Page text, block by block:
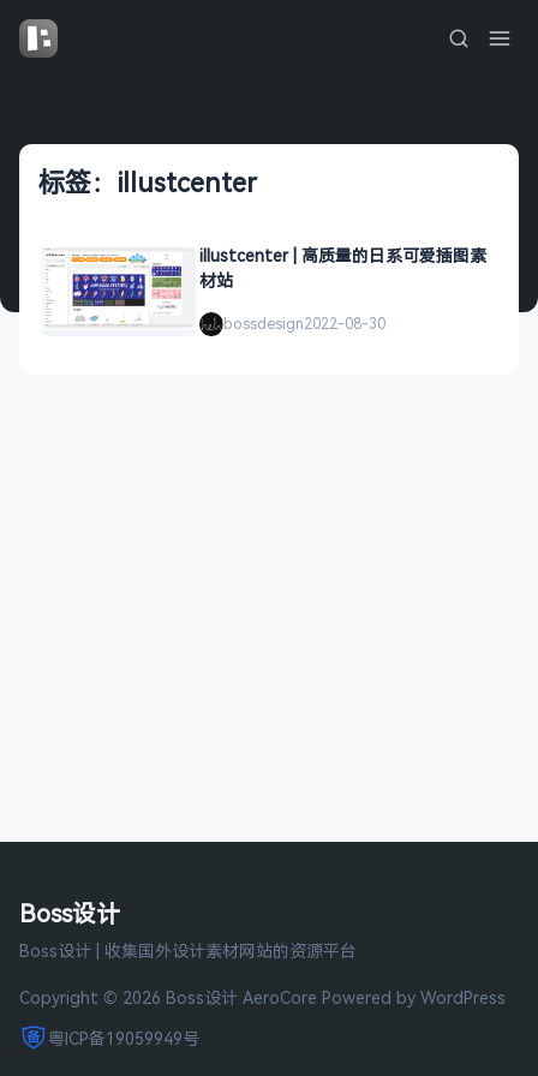
标签：illustcenter
illustcenter | 高质量的日系可爱插图素
材站
bossdesign2022-08-30
Boss设计
Boss设计 | 收集国外设计素材网站的资源平台
Copyright © 2026 Boss设计 AeroCore Powered by WordPress
粤ICP备19059949号